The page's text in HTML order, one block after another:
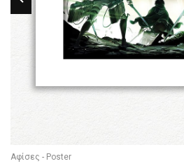
Αφίσες - Poster